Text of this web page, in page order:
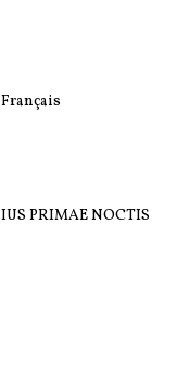
Français
IUS PRIMAE NOCTIS